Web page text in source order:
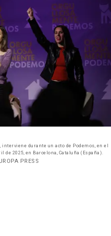
durante un acto de Podemos, en el
de 2025, en Barcelona, Cataluña (España).
PRESS